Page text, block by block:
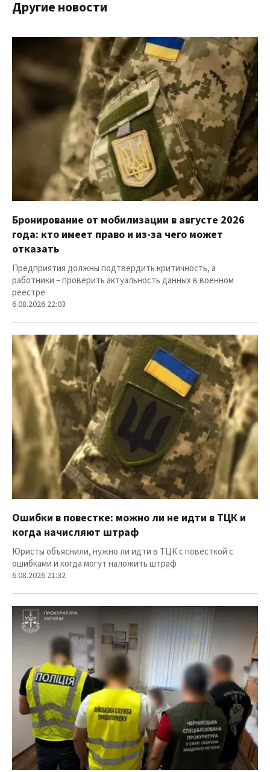
Другие новости
Бронирование от мобилизации в августе 2026
года: кто имеет право и из-за чего может
отказать
Предприятия должны подтвердить критичность, а
работники – проверить актуальность данных в военном
реестре
6.08.2026 22:03
Ошибки в повестке: можно ли не идти в ТЦК и
когда начисляют штраф
Юристы объяснили, нужно ли идти в ТЦК с повесткой с
ошибками и когда могут наложить штраф
6.08.2026 21:32